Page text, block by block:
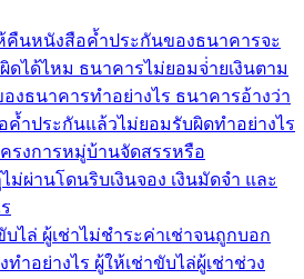
นหนังสือค้ำประกันของธนาคารจะ
ดได้ไหม ธนาคารไม่ยอมจ่่ายเงินตาม
งธนาคารทำอย่างไร ธนาคารอ้างว่า
ค้ำประกันแล้วไม่ยอมรับผิดทำอย่างไร
รงการหมู่บ้านจัดสรรหรือ
ผ่านโดนริบเงินจอง เงินมัดจำ และ
ไล่ ผู้เช่าไม่ชำระค่าเช่าจนถูกบอก
ำอย่างไร ผู้ให้เช่าขับไล่ผู้เช่าช่วง